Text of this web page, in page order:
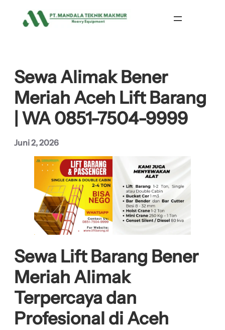
Sewa Alimak Bener
Meriah Aceh Lift Barang
| WA 0851-7504-9999
Juni 2, 2026
Sewa Lift Barang Bener
Meriah Alimak
Terpercaya dan
Profesional di Aceh